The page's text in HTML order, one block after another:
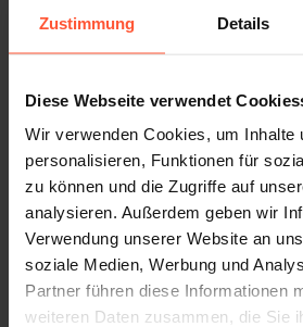
Zustimmung Details
Diese Webseite verwendet
Wir verwenden Cookies, um Inhalte
personalisieren, Funktionen für
zu können und die Zugriffe auf
analysieren. Außerdem geben wir
Verwendung unserer Website an
soziale Medien, Werbung und
Partner führen diese Informationen
weiteren Daten zusammen, die Sie
Kunden wollen ihre Werte sichtbar
Gute Kleidung spricht